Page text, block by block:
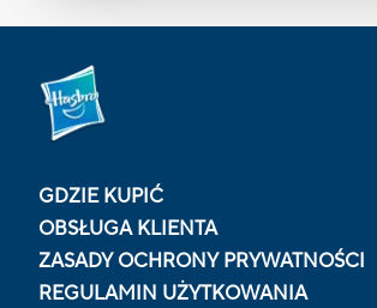
GDZIE KUPIĆ
OBSŁUGA KLIENTA
ZASADY OCHRONY PRYWATNOŚCI
REGULAMIN UŻYTKOWANIA